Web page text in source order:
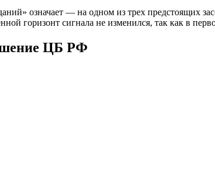
означает — на одном из трех предстоящих
горизонт сигнала не изменился, так как в
ЦБ РФ